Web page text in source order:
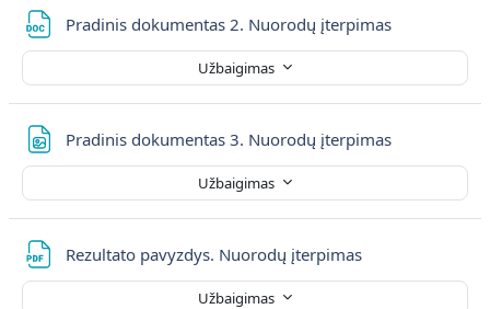
Pradinis dokumentas 2. Nuorodų įterpimas
Užbaigimas
Pradinis dokumentas 3. Nuorodų įterpimas
Užbaigimas
Rezultato pavyzdys. Nuorodų įterpimas
Užbaigimas